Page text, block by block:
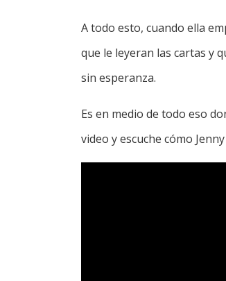
A todo esto, cuando ella
que le leyeran las cartas y
sin esperanza.
Es en medio de todo eso
video y escuche cómo